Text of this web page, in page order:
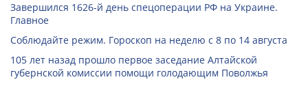
Завершился 1626-й день спецоперации РФ на Украине.
Главное
Соблюдайте режим. Гороскоп на неделю с 8 по 14 августа
105 лет назад прошло первое заседание Алтайской
губернской комиссии помощи голодающим Поволжья